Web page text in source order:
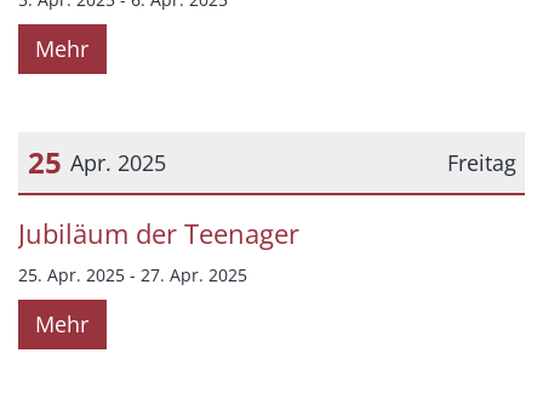
Mehr
Freitag
25 Apr. 2025
Datum: 25. April 2025
Jubiläum der Teenager
25. Apr. 2025 - 27. Apr. 2025
Mehr